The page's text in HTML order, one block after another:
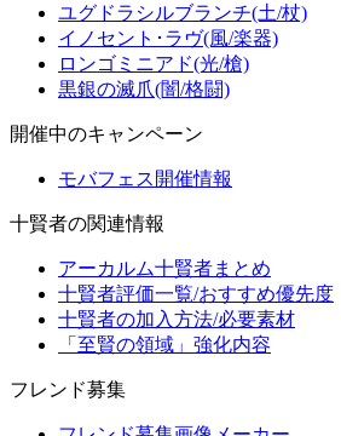
ユグドラシルブランチ(土/杖)
イノセント･ラヴ(風/楽器)
ロンゴミニアド(光/槍)
黒銀の滅爪(闇/格闘)
開催中のキャンペーン
モバフェス開催情報
十賢者の関連情報
アーカルム十賢者まとめ
十賢者評価一覧/おすすめ優先度
十賢者の加入方法/必要素材
「至賢の領域」強化内容
フレンド募集